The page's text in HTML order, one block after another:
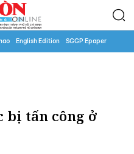
English Edition SGGP Epaper
bị tấn công ở